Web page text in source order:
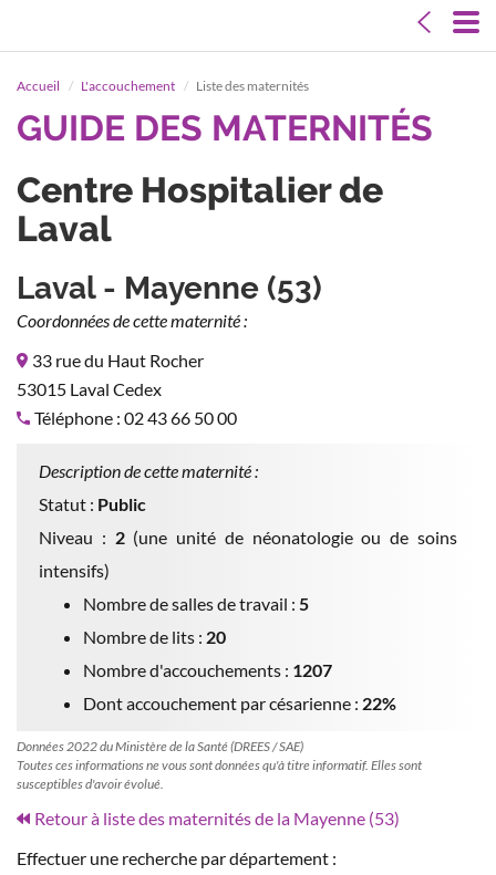
Accueil L'accouchement Liste des maternités
GUIDE DES MATERNITÉS
Centre Hospitalier de
Laval
Laval - Mayenne (53)
Coordonnées de cette maternité :
33 rue du Haut Rocher
53015 Laval Cedex
Téléphone : 02 43 66 50 00
Description de cette maternité :
Statut : Public
Niveau : 2(une unité de néonatologie ou de soins
intensifs)
Nombre de salles de travail : 5
Nombre de lits : 20
Nombre d'accouchements : 1207
Dont accouchement par césarienne : 22%
Données 2022 du Ministère de la Santé (DREES / SAE)
Toutes ces informations ne vous sont données qu'à titre informatif. Elles sont
susceptibles d'avoir évolué.
Retour à liste des maternités de la Mayenne (53)
Effectuer une recherche par département :